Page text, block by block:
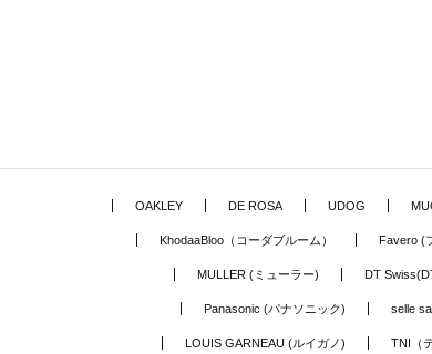
OAKLEY DE ROSA UDOG
KhodaaBloo（コーダブルーム） Favero (
MULLER (ミューラー) DT
Panasonic (パナソニック) selle
LOUIS GARNEAU (ルイガノ) TNI（